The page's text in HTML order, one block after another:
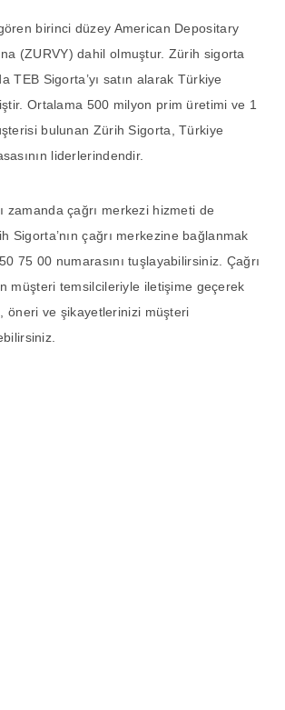
birinci düzey American Depositary
(ZURVY) dahil olmuştur. Zürih sigorta
TEB Sigorta’yı satın alarak Türkiye
Ortalama 500 milyon prim üretimi ve 1
bulunan Zürih Sigorta, Türkiye
liderlerindendir.
zamanda çağrı merkezi hizmeti de
Sigorta’nın çağrı merkezine bağlanmak
75 00 numarasını tuşlayabilirsiniz. Çağrı
müşteri temsilcileriyle iletişime geçerek
öneri ve şikayetlerinizi müşteri